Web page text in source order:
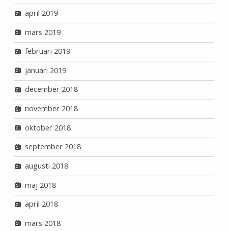
april 2019
mars 2019
februari 2019
januari 2019
december 2018
november 2018
oktober 2018
september 2018
augusti 2018
maj 2018
april 2018
mars 2018